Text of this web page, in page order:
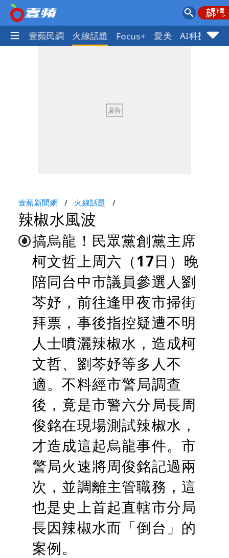
體育 壹蘋民調 火線話題 Focus+ 愛美 AI科技 地
壹蘋新聞網 火線話題
辣椒水風波
搞烏龍！民眾黨創黨主席
柯文哲上周六（17日）晚
陪同台中市議員參選人劉
芩妤，前往逢甲夜市掃街
拜票，事後指控疑遭不明
人士噴灑辣椒水，造成柯
文哲、劉芩妤等多人不
適。不料經市警局調查
後，竟是市警六分局長周
俊銘在現場測試辣椒水，
才造成這起烏龍事件。市
警局火速將周俊銘記過兩
次，並調離主管職務，這
也是史上首起直轄市分局
長因辣椒水而「倒台」的
案例。